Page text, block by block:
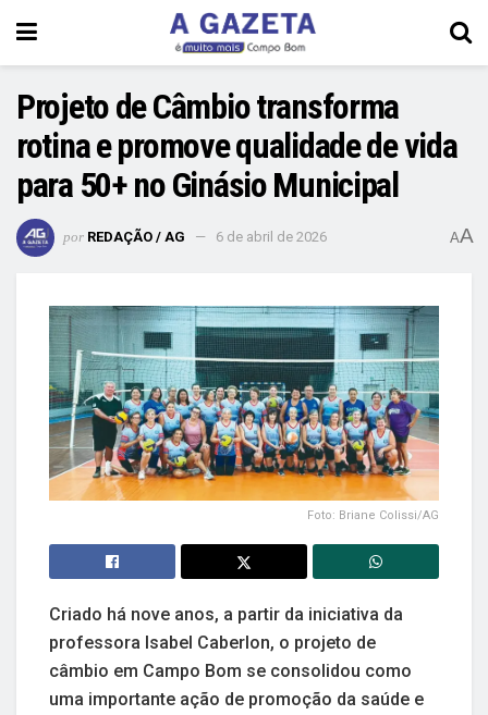
Projeto de Câmbio transforma
rotina e promove qualidade de vida
para 50+ no Ginásio Municipal
por REDAÇÃO / AG 6 de abril de 2026 AA
Foto: Briane Colissi/AG
Criado há nove anos, a partir da iniciativa da
professora Isabel Caberlon, o projeto de
câmbio em Campo Bom se consolidou como
uma importante ação de promoção da saúde e